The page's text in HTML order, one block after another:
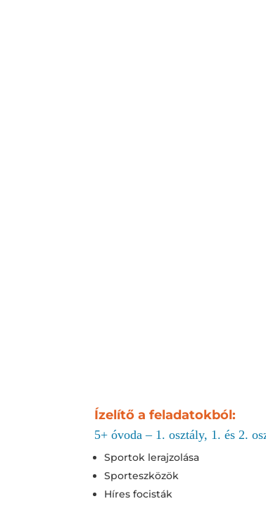
Ízelítő a feladatokból:
5+ óvoda – 1. osztály, 1. és 2.
Sportok lerajzolása
Sporteszközök
Híres focisták